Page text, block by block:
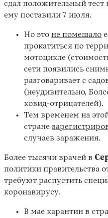
сдал положительный
ему поставили 7 июля.
Но это не помешало
прокатиться по
мотоцикле
сети появились
разговаривает с
(неудивительно,
ковид-отрицателей).
Тем временем на
стране
случаев заражения.
Более тысячи врачей в
политики правительства
требуют распустить
коронавирусу.
В мае карантин в